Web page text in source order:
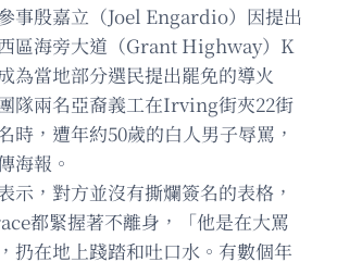
事殷嘉立（Joel Engardio）因提出
區海旁大道（Grant Highway）K
為當地部分選民提出罷免的導火
隊兩名亞裔義工在Irving街夾22街
時，遭年約50歲的白人男子辱罵，
海報。
示，對方並沒有撕爛簽名的表格，
都緊握著不離身，「他是在大罵
扔在地上踐踏和吐口水。有數個年